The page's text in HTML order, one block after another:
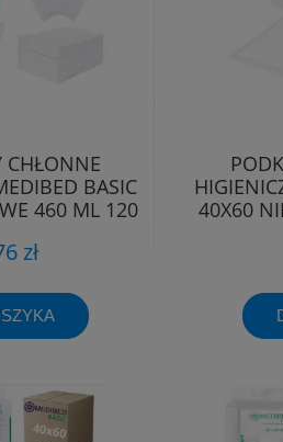
CHŁONNE
BASIC
460 ML 120
zł
40X60